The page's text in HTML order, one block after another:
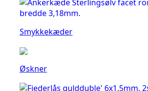
Smykkekæder
Øskner